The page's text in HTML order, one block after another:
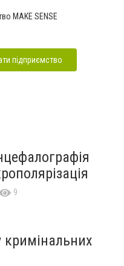
MAKE SENSE
підприємство
9
кримінальних